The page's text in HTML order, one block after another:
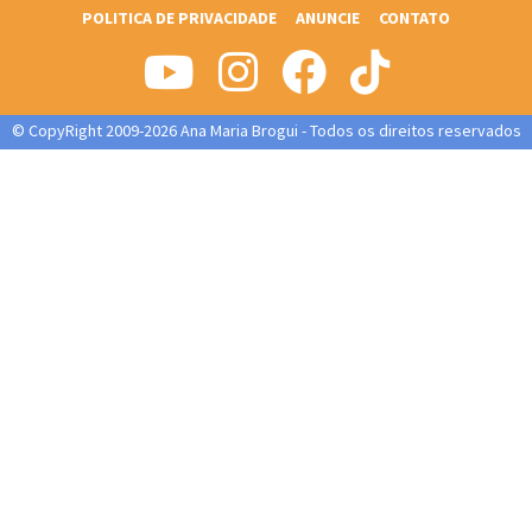
POLITICA DE PRIVACIDADE ANUNCIE CONTATO
© CopyRight 2009-2026 Ana Maria Brogui - Todos os direitos reservados